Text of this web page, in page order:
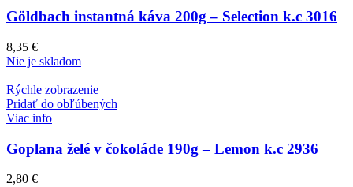
Göldbach instantná káva 200g – Selection k.c 3016
8,35 €
Nie je skladom
Rýchle zobrazenie
Pridať do obľúbených
Viac info
Goplana želé v čokoláde 190g – Lemon k.c 2936
2,80 €